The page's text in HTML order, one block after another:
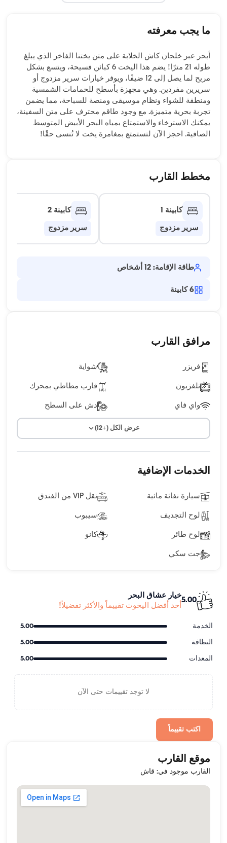
ما يجب معرفته
أبحر عبر خلجان كاش الخلابة على متن يختنا الفاخر الذي يبلغ
طوله 21 مترًا! يضم هذا اليخت 6 كبائن فسيحة، ويتسع بشكل
مريح لما يصل إلى 12 ضيفًا، ويوفر خيارات سرير مزدوج أو
سريرين مفردين. وهي مجهزة بأسطح للحمامات الشمسية
ومنطقة للشواء ونظام موسيقى ومنصة للسباحة، مما يضمن
تجربة بحرية متميزة. مع وجود طاقم محترف على متن السفينة،
يمكنك الاسترخاء والاستمتاع بمياه البحر الأبيض المتوسط ​​
الصافية. احجز الآن لتستمتع بمغامرة يخت لا تُنسى حقًا!
مخطط القارب
كابينة 1
سرير مزدوج
كابينة 2
سرير مزدوج
طاقة الإقامة: 12 أشخاص
6 كابينة
مرافق القارب
فريزر شواية
تلفزيون قارب مطاطي بمحرك
واي فاي دش على السطح
عرض الكل (+12)
الخدمات الإضافية
سيارة نفاثة مائية نقل VIP من الفندق
لوح التجديف سيبوب
لوح طائر كانو
جت سكي
5.00
خيار عشاق البحر
أحد أفضل اليخوت تقييماً والأكثر تفضيلاً!
الخدمة 5.00
النظافة 5.00
المعدات 5.00
لا توجد تقييمات حتى الآن
اكتب تقييماً
موقع القارب
القارب موجود في: قاش